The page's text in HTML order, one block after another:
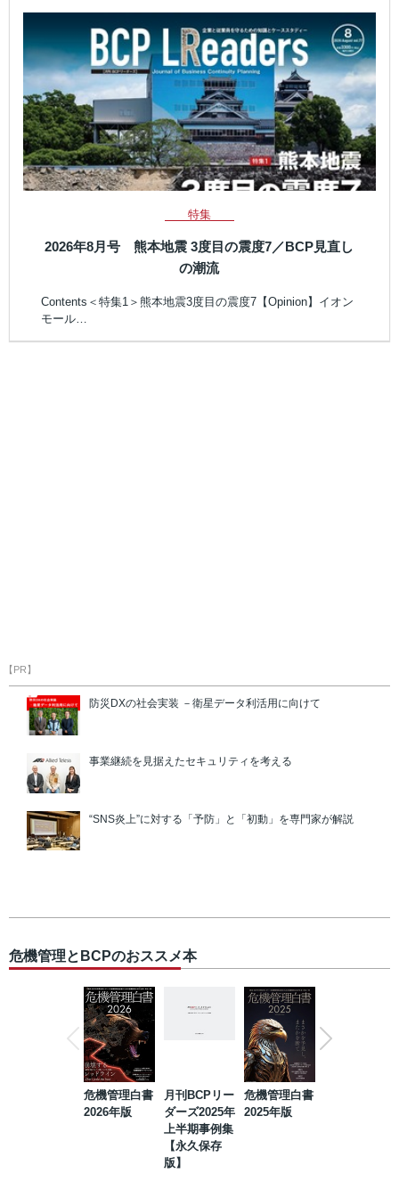
特集
2026年8月号 熊本地震 3度目の震度7／BCP見直し
の潮流
Contents＜特集1＞熊本地震3度目の震度7【Opinion】イオン
モール…
【PR】
防災DXの社会実装 －衛星データ利活用に向けて
事業継続を見据えたセキュリティを考える
“SNS炎上”に対する「予防」と「初動」を専門家が解説
危機管理とBCPのおススメ本
危機管理白書
2026年版
月刊BCPリー
ダーズ2025年
上半期事例集
【永久保存
版】
危機管理白書
2025年版